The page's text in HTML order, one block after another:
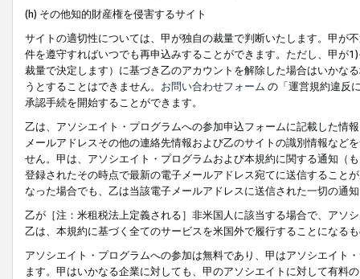
(h) その他知的財産権を侵害するサイト
サイトの適切性については、甲が独自の裁量で判断いたします。甲が
件を遵守すればいつでも再申込みすることができます。ただし、甲が
裁量で決定します）に基づき乙のアカウントを解除した場合はいかな
うとすることはできません。 お問い合わせフォーム の「運営規約違反
承認手続を開始することができます。
乙は、アソシエイト・プログラムへの参加申込フォームに記載した情
メールアドレスその他の連絡先情報および乙のサイトの識別情報など
せん。甲は、アソシエイト・プログラムおよび本規約に関する通知（
登録されたその時点で最新の電子メールアドレス宛てに送信すること
なった場合でも、乙は当該電子メールアドレスに送信された一切の通
乙が［注：米租税法上定義される］非米国人に該当する場合で、アソ
乙は、本規約に基づく全てのサービスを米国外で履行することになる
アソシエイト・プログラムへの参加は無料であり、甲はアソシエイト
ます。甲はいかなる企業に対しても、甲のアソシエイトに対して有料